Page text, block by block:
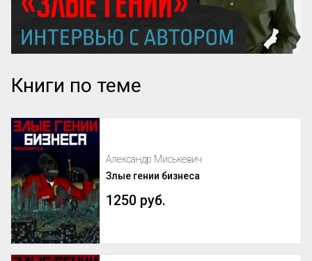
Книги по теме
Александр Миськевич
Злые гении бизнеса
1250 руб.